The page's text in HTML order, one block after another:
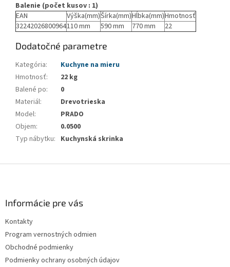
Balenie (počet kusov : 1)
EAN
Výška(mm)Šírka(mm)Hĺbka(mm)Hmotnosť
32242026800964110 mm 590 mm 770 mm 22
Dodatočné parametre
Kategória:
Kuchyne na mieru
Hmotnosť:
22 kg
Balené po:
0
Materiál:
Drevotrieska
Model:
PRADO
Objem:
0.0500
Typ nábytku: Kuchynská skrinka
Informácie pre vás
Kontakty
Program vernostných odmien
Obchodné podmienky
Podmienky ochrany osobných údajov